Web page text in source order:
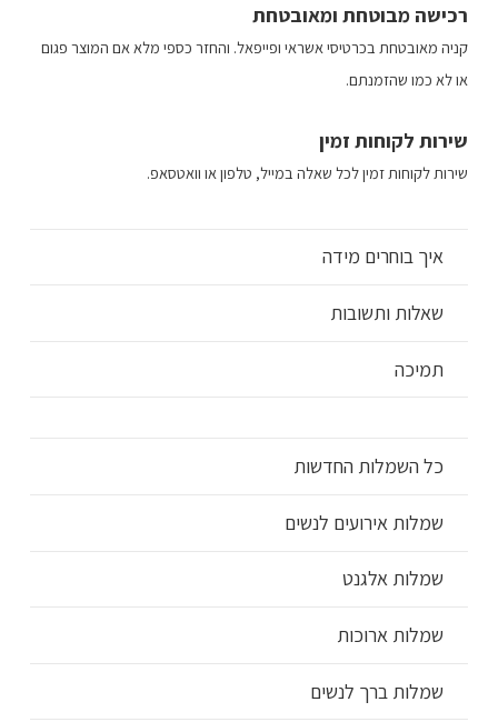
רכישה​ מבוטחת ​ומאובטחת
קניה מאובטחת בכרטיסי אשראי ופייפאל. והחזר כספי מלא אם המוצר פגום
או לא כמו שהזמנתם.
שירות לקוחות זמין
שירות לקוחות זמין לכל שאלה במייל, טלפון או וואטסאפ.
איך בוחרים מידה
שאלות ותשובות
תמיכה
כל השמלות החדשות
שמלות אירועים לנשים
שמלות אלגנט
שמלות ארוכות
שמלות ברך לנשים